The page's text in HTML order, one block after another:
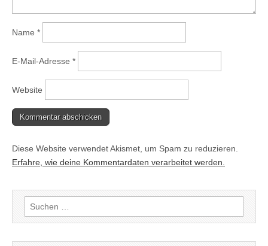
Name *
E-Mail-Adresse *
Website
Diese Website verwendet Akismet, um Spam zu reduzieren.
Erfahre, wie deine Kommentardaten verarbeitet werden.
Suchen
nach: